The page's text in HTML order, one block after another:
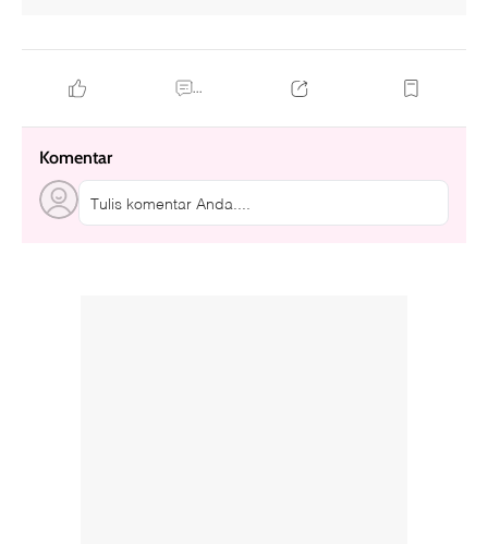
...
Komentar
Tulis komentar Anda....